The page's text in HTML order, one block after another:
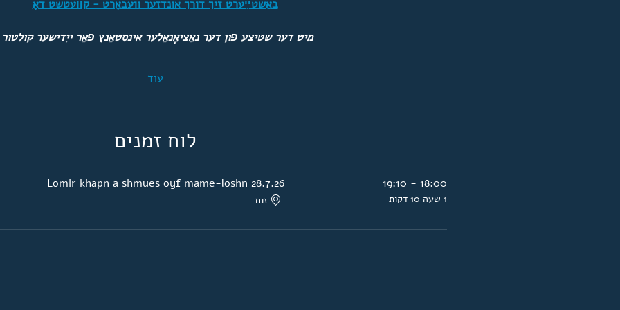
באַשטײַערט זיך דורך אונדזער וועבאָרט - קװעטשט דאָ
מיט דער שטיצע פֿון דער נאַציאָנאַלער אינסטאַנץ פֿאַר ייִדישער קולטור
עוד
לוח זמנים
18:00 - 19:10
1 שעה 10 דקות
Lomir khapn a shmues oyf mame-loshn 28.7.26
זום